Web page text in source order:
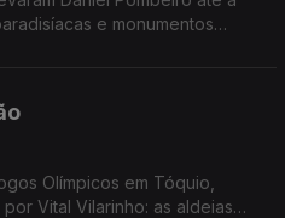
e monumentos
Olímpicos em Tóquio,
Vital Vilarinho: as aldeias